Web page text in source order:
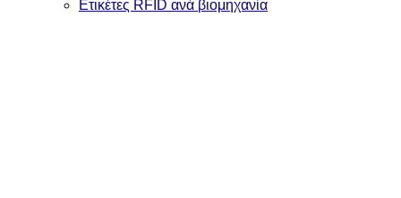
Ετικέτες RFID ανά βιομηχανία